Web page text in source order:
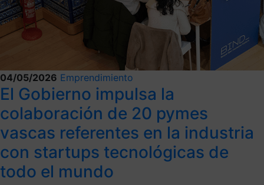
04/05/2026 Emprendimiento
El Gobierno impulsa la
colaboración de 20 pymes
vascas referentes en la industria
con startups tecnológicas de
todo el mundo